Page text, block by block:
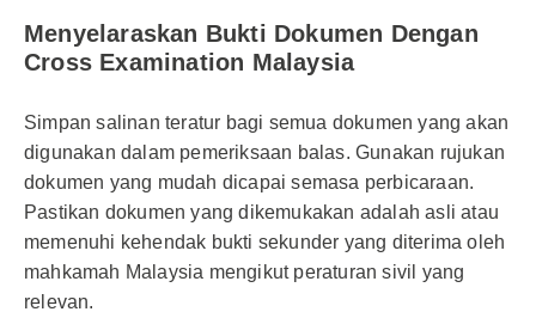
Menyelaraskan Bukti Dokumen Dengan
Cross Examination Malaysia
Simpan salinan teratur bagi semua dokumen yang akan
digunakan dalam pemeriksaan balas. Gunakan rujukan
dokumen yang mudah dicapai semasa perbicaraan.
Pastikan dokumen yang dikemukakan adalah asli atau
memenuhi kehendak bukti sekunder yang diterima oleh
mahkamah Malaysia mengikut peraturan sivil yang
relevan.